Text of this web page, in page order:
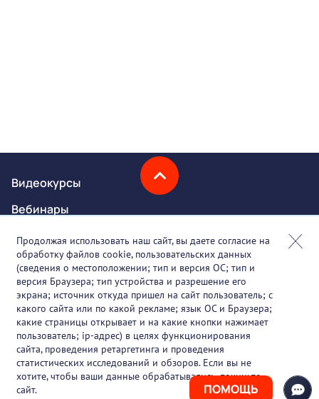
ПОМОЩЬ
Видеокурсы
Вебинары
Онлайн-события
Партнеры
О проекте
Вакансии
Блог
Контакты
Продолжая использовать наш сайт, вы даете согласие на
обработку файлов cookie, пользовательских данных
(сведения о местоположении; тип и версия ОС; тип и
версия Браузера; тип устройства и разрешение его
экрана; источник откуда пришел на сайт пользователь; с
какого сайта или по какой рекламе; язык ОС и Браузера;
какие страницы открывает и на какие кнопки нажимает
пользователь; ip-адрес) в целях функционирования
сайта, проведения ретаргетинга и проведения
статистических исследований и обзоров. Если вы не
хотите, чтобы ваши данные обрабатывались, покиньте
сайт.